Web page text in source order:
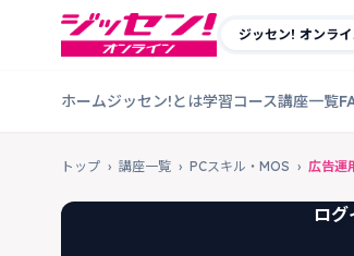
ジッセン! オンライ
ホームジッセン!とは学習コース講座一覧
トップ › 講座一覧 › PCスキル・MOS › 広告運
ログ